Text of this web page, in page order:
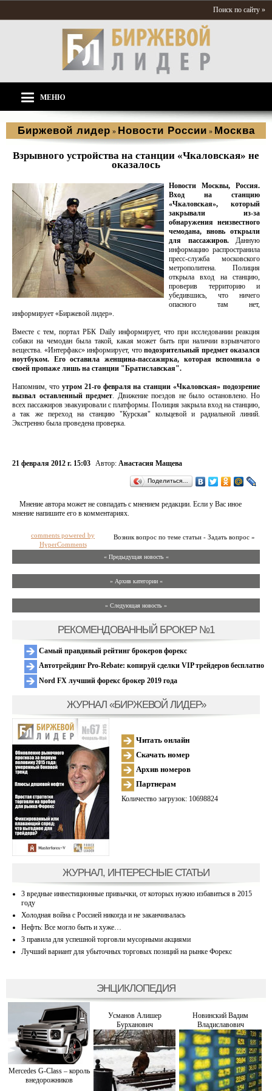
Поиск по сайту »
МЕНЮ
Биржевой лидер » Новости России » Москва
Взрывного устройства на станции «Чкаловская» не
оказалось
Новости Москвы, Россия.
Вход на станцию
«Чкаловская», который
закрывали из-за
обнаружения неизвестного
чемодана, вновь открыли
для пассажиров.Данную
информацию распространила
пресс-служба московского
метрополитена. Полиция
открыла вход на станцию,
проверив территорию и
убедившись, что ничего
опасного там нет,
информирует «Биржевой лидер».
Вместе с тем, портал РБК Daily информирует, что при исследовании реакция
собаки на чемодан была такой, какая может быть при наличии взрывчатого
вещества. «Интерфакс» информирует, что подозрительный предмет оказался
ноутбуком. Его оставила женщина-пассажирка, которая вспомнила о
своей пропаже лишь на станции "Братиславская".
Напомним, чтоутром 21-го февраля на станции «Чкаловская» подозрение
вызвал оставленный предмет. Движение поездов не было остановлено. Но
всех пассажиров эвакуировали с платформы. Полиция закрыла вход на станцию,
а так же переход на станцию "Курская" кольцевой и радиальной линий.
Экстренно была проведена проверка.
21 февраля 2012 г. 15:03 Автор: Анастасия Мащева
Поделиться…
Мнение автора может не совпадать с мнением редакции. Если у Вас иное
мнение напишите его в комментариях.
Возник вопрос по теме статьи - Задать вопрос »
comments powered by
HyperComments
« Предыдущая новость «
» Архив категории «
» Следующая новость »
РЕКОМЕНДОВАННЫЙ БРОКЕР №1
Самый правдивый рейтинг брокеров форекс
Автотрейдинг Pro-Rebate: копируй сделки VIP трейдеров бесплатно
Nord FX лучший форекс брокер 2019 года
ЖУРНАЛ «БИРЖЕВОЙ ЛИДЕР»
Читать онлайн
Скачать номер
Архив номеров
Партнерам
Количество загрузок: 10698824
ЖУРНАЛ, ИНТЕРЕСНЫЕ СТАТЬИ
3 вредные инвестиционные привычки, от которых нужно избавиться в 2015
году
Холодная война с Россией никогда и не заканчивалась
Нефть: Все могло быть и хуже…
3 правила для успешной торговли мусорными акциями
Лучший вариант для убыточных торговых позиций на рынке Форекс
ЭНЦИКЛОПЕДИЯ
Mercedes G-Class – король
внедорожников
Усманов Алишер
Бурханович
Новинский Вадим
Владиславович